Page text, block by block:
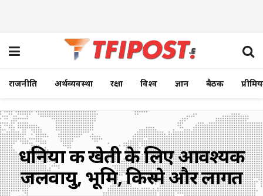
राजनीति अर्थव्यवस्था रक्षा विश्व ज्ञान बैठक
धनिया की खेती के लिए आवश्यक
जलवायु, भूमि, किस्मे और लागत